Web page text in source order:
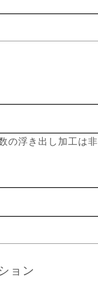
の浮き出し加工は
ョン